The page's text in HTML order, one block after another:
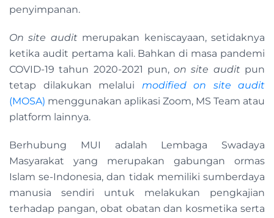
penyimpanan.
On site audit merupakan keniscayaan, setidaknya
ketika audit pertama kali. Bahkan di masa pandemi
COVID-19 tahun 2020-2021 pun,on site audit pun
tetap dilakukan melalui modified on site audit
(MOSA) menggunakan aplikasi Zoom, MS Team atau
platform lainnya.
Berhubung MUI adalah Lembaga Swadaya
Masyarakat yang merupakan gabungan ormas
Islam se-Indonesia, dan tidak memiliki sumberdaya
manusia sendiri untuk melakukan pengkajian
terhadap pangan, obat obatan dan kosmetika serta